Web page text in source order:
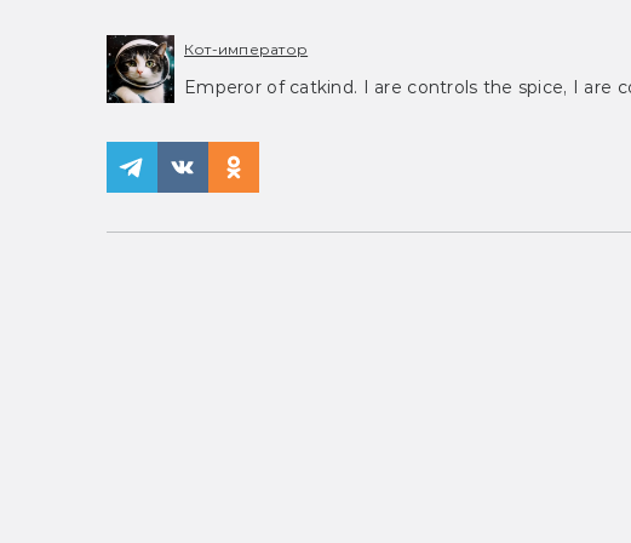
Кот-император
Emperor of catkind. I are controls the spice, I are